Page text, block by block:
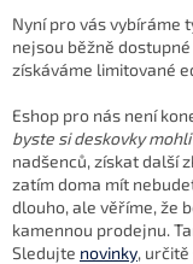
Nyní pro vás vybíráme
nejsou běžně
získáváme limitované
Eshop pro nás není
byste si deskovky
nadšenců, získat další
zatím doma mít
dlouho, ale věříme, že
kamennou prodejnu.
Sledujte novinky, určitě